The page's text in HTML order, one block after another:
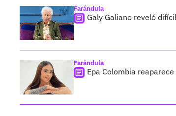
Farándula
Galy Galiano reveló
Farándula
Epa Colombia